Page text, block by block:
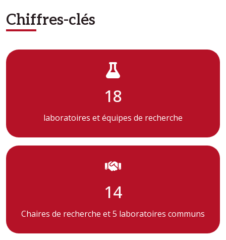
Chiffres-clés
18
laboratoires et équipes de recherche
14
Chaires de recherche et 5 laboratoires communs